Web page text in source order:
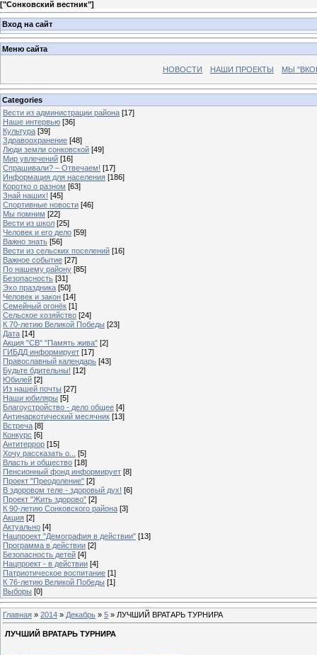
["Сонковский вестник"]
Вход на сайт
Меню сайта
НОВОСТИ НАШИ ПРОЕКТЫ МЫ
Categories
Вести из администрации района [17]
Наше интервью [36]
Культура [39]
Здравоохранение [48]
Люди земли сонковской [49]
Мир увлечений [16]
Спрашивали? – Отвечаем! [17]
Информация для населения [186]
Коротко о разном [63]
Знай наших! [45]
Спортивные новости [46]
Мы помним [22]
Вести из школ [25]
Человек и его дело [59]
Важно знать [56]
Вести из сельских поселений [16]
Важное событие [27]
По нашему району [85]
Безопасность [31]
Эхо праздника [50]
Человек и закон [14]
Семейный огонёк [1]
Сельское хозяйство [24]
К 70-летию Великой Победы [23]
Дата [14]
Акция "СВ" "Память жива" [2]
ГИБДД информирует [17]
Православный календарь [43]
Будьте бдительны! [12]
Юбилей [2]
Из нашей почты [27]
Наши юбиляры [5]
Благоустройство - дело общее [4]
Антинаркотический месячник [13]
Встреча [8]
Конкурс [6]
Антитеррор [15]
Хочу рассказать о...
[5]
Власть и общество [18]
Пенсионный фонд информирует [8]
Проект "Преодоление" [2]
В здоровом теле - здоровый дух! [6]
Проект "Жить здорово" [2]
К 90-летию Сонковского района [3]
Акция [2]
Актуально [4]
Нацпроект "Демография в действии" [13]
Программа в действии [2]
Безопасность детей [4]
Нацпроект - в действии [4]
Патриотическое воспитание [1]
К 76-летию Великой Победы [1]
Выборы [0]
Главная » 2014 » Декабрь » 5 » ЛУЧШИЙ ВРАТАРЬ ТУРНИРА
ЛУЧШИЙ ВРАТАРЬ ТУРНИРА